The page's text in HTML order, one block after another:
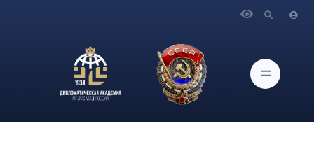
о совершенствовании миграционного законодательства